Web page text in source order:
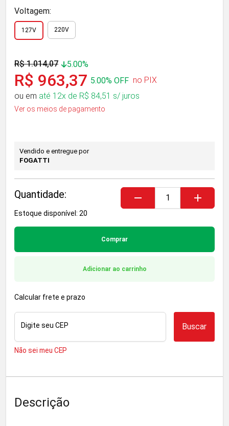
Voltagem:
127V 220V
R$ 1.014,07 5.00%
R$ 963,37 5.00% OFF no PIX
ou em até 12x de R$ 84,51 s/ juros
Ver os meios de pagamento
Vendido e entregue por
FOGATTI
Quantidade: remove add
Estoque disponível: 20
Comprar
Adicionar ao carrinho
Calcular frete e prazo
Digite seu CEP Buscar
Não sei meu CEP
Descrição